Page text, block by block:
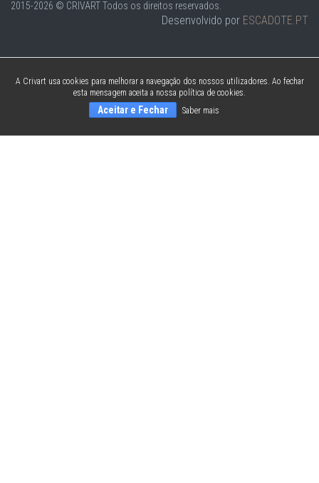
2015-2026 © CRIVARTTodos os direitos reservados.
Desenvolvido por ESCADOTE.PT
A Crivart usa cookies para melhorar a navegação dos nossos utilizadores. Ao fechar
esta mensagem aceita a nossa política de cookies.
Aceitar e Fechar Saber mais